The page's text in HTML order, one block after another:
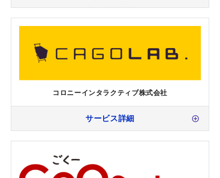
コロニーインタラクティブ株式会社
サービス詳細